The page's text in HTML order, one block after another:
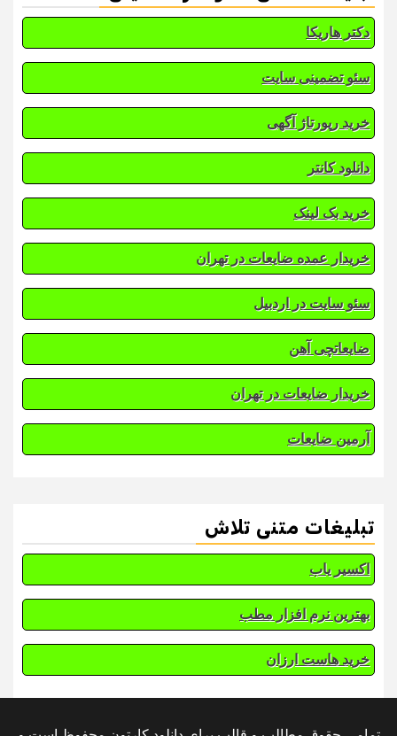
دکتر هاریکا
سئو تضمینی سایت
خرید رپورتاژ آگهی
دانلود کانتر
خرید بک لینک
خریدار عمده ضایعات در تهران
سئو سایت در اردبیل
ضایعاتچی آهن
خریدار ضایعات در تهران
آرمین ضایعات
تبلیغات متنی تلاش
اکسیر یاب
بهترین نرم افزار مطب
خرید هاست ارزان